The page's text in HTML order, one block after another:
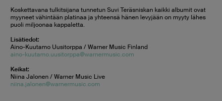
Koskettavana tulkitsijana tunnetun Suvi Teräsniskan kaikki albumit ovat
myyneet vähintään platinaa ja yhteensä hänen levyjään on myyty lähes
puoli miljoonaa kappaletta.
Lisätiedot:
Aino-Kuutamo Uusitorppa / Warner Music Finland
aino-kuutamo.uusitorppa@warnermusic.com
Keikat:
Niina Jalonen / Warner Music Live
niina.jalonen@warnermusic.com